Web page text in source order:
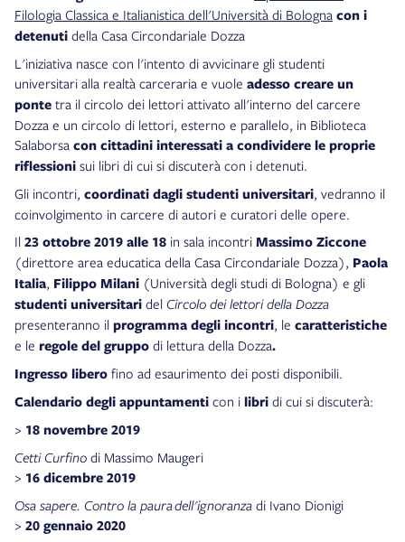
Filologia Classica e Italianistica dell'Università di Bologna con i
detenuti della Casa Circondariale Dozza
L'iniziativa nasce con l'intento di avvicinare gli studenti
universitari alla realtà carceraria e vuole adesso creare un
ponte tra il circolo dei lettori attivato all'interno del carcere
Dozza e un circolo di lettori, esterno e parallelo, in Biblioteca
Salaborsa con cittadiniinteressati a condividere le proprie
riflessioni sui libri di cui si discuterà con i detenuti.
Gli incontri, coordinati dagli studenti universitari, vedranno il
coinvolgimento in carcere di autori e curatori delle opere.
Il 23 ottobre 2019 alle 18 in sala incontri Massimo Ziccone
(direttore area educatica della Casa Circondariale Dozza), Paola
Italia, Filippo Milani (Università degli studi di Bologna) e gli
studenti universitari del Circolo dei lettori della Dozza
presenteranno il programma degli incontri, le caratteristiche
e le regole del gruppo di lettura della Dozza.
Ingresso libero fino ad esaurimento dei posti disponibili.
Calendario degli appuntamenti con i libri di cui si discuterà:
> 18 novembre 2019
Cetti Curfino di Massimo Maugeri
> 16 dicembre 2019
Osa sapere. Contro la paura dell'ignoranza di Ivano Dionigi
> 20 gennaio 2020